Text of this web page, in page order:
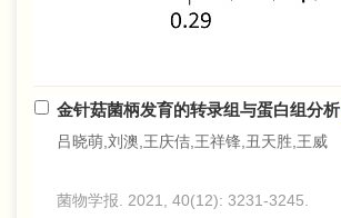
金针菇菌柄发育的转录组与蛋白组分析
吕晓萌,刘澳,王庆佶,王祥锋,丑天胜,王威
菌物学报. 2021, 40(12): 3231-3245.